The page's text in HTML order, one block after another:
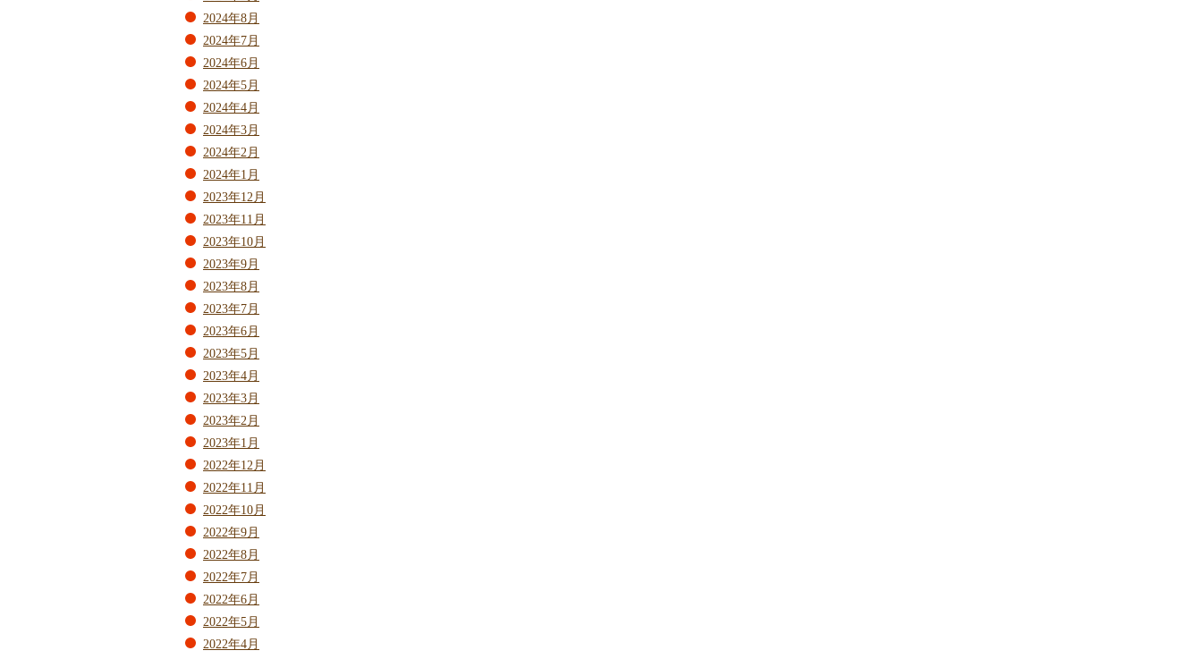
2024年8月
2024年7月
2024年6月
2024年5月
2024年4月
2024年3月
2024年2月
2024年1月
2023年12月
2023年11月
2023年10月
2023年9月
2023年8月
2023年7月
2023年6月
2023年5月
2023年4月
2023年3月
2023年2月
2023年1月
2022年12月
2022年11月
2022年10月
2022年9月
2022年8月
2022年7月
2022年6月
2022年5月
2022年4月